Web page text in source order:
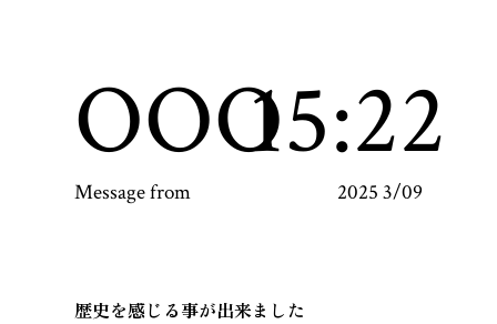
OOO15:22
Message from 2025 3/09
歴史を感じる事が出来ました